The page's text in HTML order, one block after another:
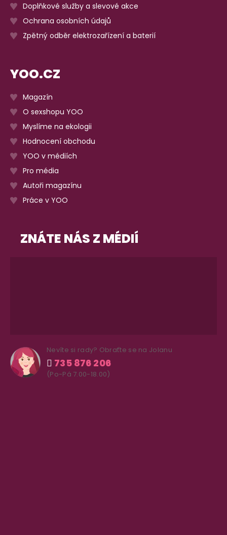
Doplňkové služby a slevové akce
Ochrana osobních údajů
Zpětný odběr elektrozařízení a baterií
YOO.CZ
Magazín
O sexshopu YOO
Myslíme na ekologii
Hodnocení obchodu
YOO v médiích
Pro média
Autoři magazínu
Práce v YOO
ZNÁTE NÁS Z MÉDIÍ
Nevíte si rady? Obraťte se na Jolanu
735 876 206
(Po-Pá 7.00-18.00)